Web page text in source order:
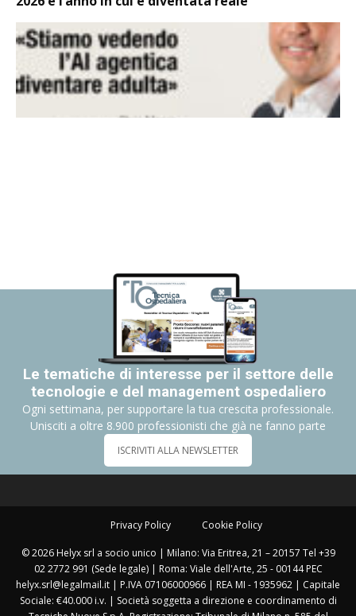
Le tematiche di interesse per il settore delle
tecnologie e del management ospedaliero
Ogni settimana, per supportare la tua crescita professionale.
Unisciti a oltre 8.900 professionisti che già ne fanno parte
ISCRIVITI ALLA NEWSLETTER
Privacy Policy Cookie Policy
© 2026 Helyx srl a socio unico | Milano: Via Eritrea, 21 – 20157 Tel +39
02 2772 991 (Sede legale) | Roma: Viale dell'Arte, 25 - 00144 PEC
helyx.srl@legalmail.it | P.IVA 07106000966 | REA MI - 1935962 | Capitale
Sociale: €40.000 i.v. | Società soggetta a direzione e coordinamento di